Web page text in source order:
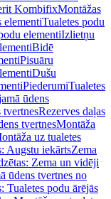
KombifixMontāžas
elementiTualetes podu
elementiIzlietņu
Bidē
Pisuāru
Dušu
PiederumiTualetes
ūdens
tvertnesRezerves daļas
tvertnesMontāža
uz tualetes
Augstu iekārtsZema
Zema un vidēji
ūdens tvertnes no
Tualetes podu ārējās